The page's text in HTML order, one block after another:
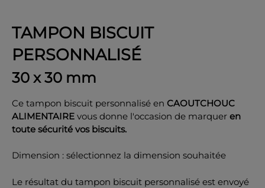
TAMPON BISCUIT
PERSONNALISÉ
30 x 30 mm
Ce tampon biscuit personnalisé en CAOUTCHOUC
ALIMENTAIRE vous donne l'occasion de marquer en
toute sécurité vos biscuits.
Dimension : sélectionnez la dimension souhaitée
Le résultat du tampon biscuit personnalisé est envoyé
OK